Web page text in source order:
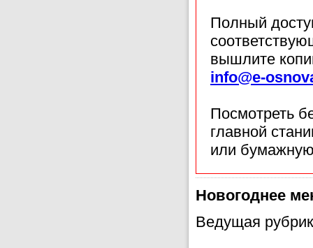
Полный
вышлите
info@e-
Посмотреть
главной
или
Новогоднее
Ведущая